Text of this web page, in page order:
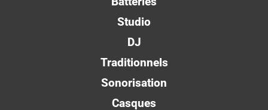
Studio
DJ
Traditionnels
Sonorisation
Casques